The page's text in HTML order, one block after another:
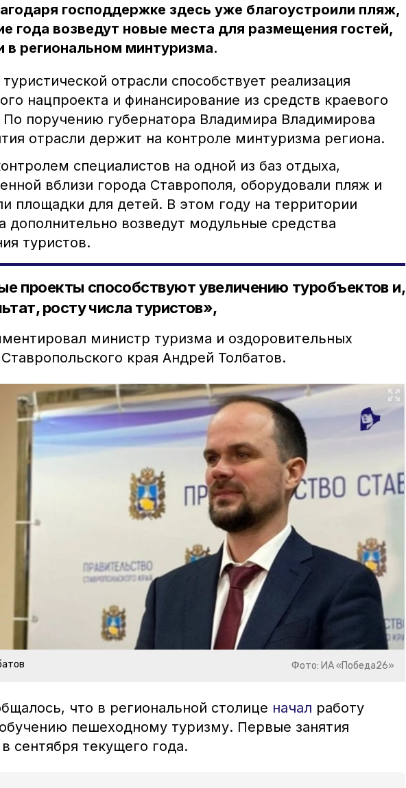
господдержке здесь уже благоустроили пляж,
года возведут новые места для размещения гостей,
в региональном минтуризма.
отрасли способствует реализация
нацпроекта и финансирование из средств краевого
поручению губернатора Владимира Владимирова
отрасли держит на контроле минтуризма региона.
специалистов на одной из баз отдыха,
вблизи города Ставрополя, оборудовали пляж и
площадки для детей. В этом году на территории
дополнительно возведут модульные средства
туристов.
проекты способствуют увеличению туробъектов и,
росту числа туристов»,
министр туризма и оздоровительных
края Андрей Толбатов.
Фото: ИА «Победа26»
что в региональной столице начал работу
пешеходному туризму. Первые занятия
сентября текущего года.